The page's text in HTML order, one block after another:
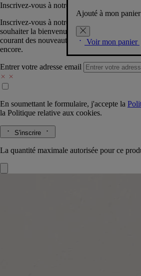
Ajouté à mon panier
Voir mon panier
Inscrivez-vous à notre Newsletter
Inscrivez-vous à notre newsletter pour que
souhaiter la bienvenue dans la
courant des nouveautés, événements, offres
encore.
Entrer votre adresse email
En soumettant le formulaire, j'accepte la
la Politique relative aux cookies.
S'inscrire
La quantité maximale autorisée pour ce